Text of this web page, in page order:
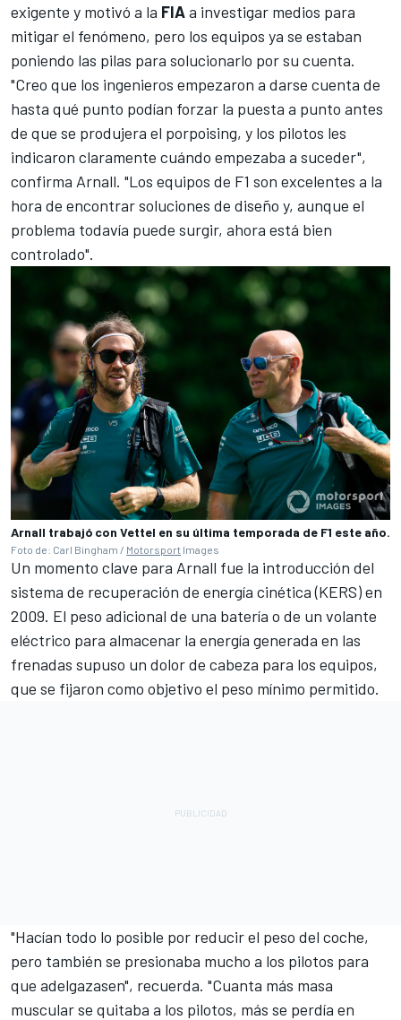
exigente y motivó a la FIAa investigar medios para
mitigar el fenómeno, pero los equipos ya se estaban
poniendo las pilas para solucionarlo por su cuenta.
"Creo que los ingenieros empezaron a darse cuenta de
hasta qué punto podían forzar la puesta a punto antes
de que se produjera el porpoising, y los pilotos les
indicaron claramente cuándo empezaba a suceder",
confirma Arnall. "Los equipos de F1 son excelentes a la
hora de encontrar soluciones de diseño y, aunque el
problema todavía puede surgir, ahora está bien
controlado".
Arnall trabajó con Vettel en su última temporada de F1 este año.
Foto de: Carl Bingham / Motorsport Images
Un momento clave para Arnall fue la introducción del
sistema de recuperación de energía cinética (KERS) en
2009. El peso adicional de una batería o de un volante
eléctrico para almacenar la energía generada en las
frenadas supuso un dolor de cabeza para los equipos,
que se fijaron como objetivo el peso mínimo permitido.
"Hacían todo lo posible por reducir el peso del coche,
pero también se presionaba mucho a los pilotos para
que adelgazasen", recuerda. "Cuanta más masa
muscular se quitaba a los pilotos, más se perdía en